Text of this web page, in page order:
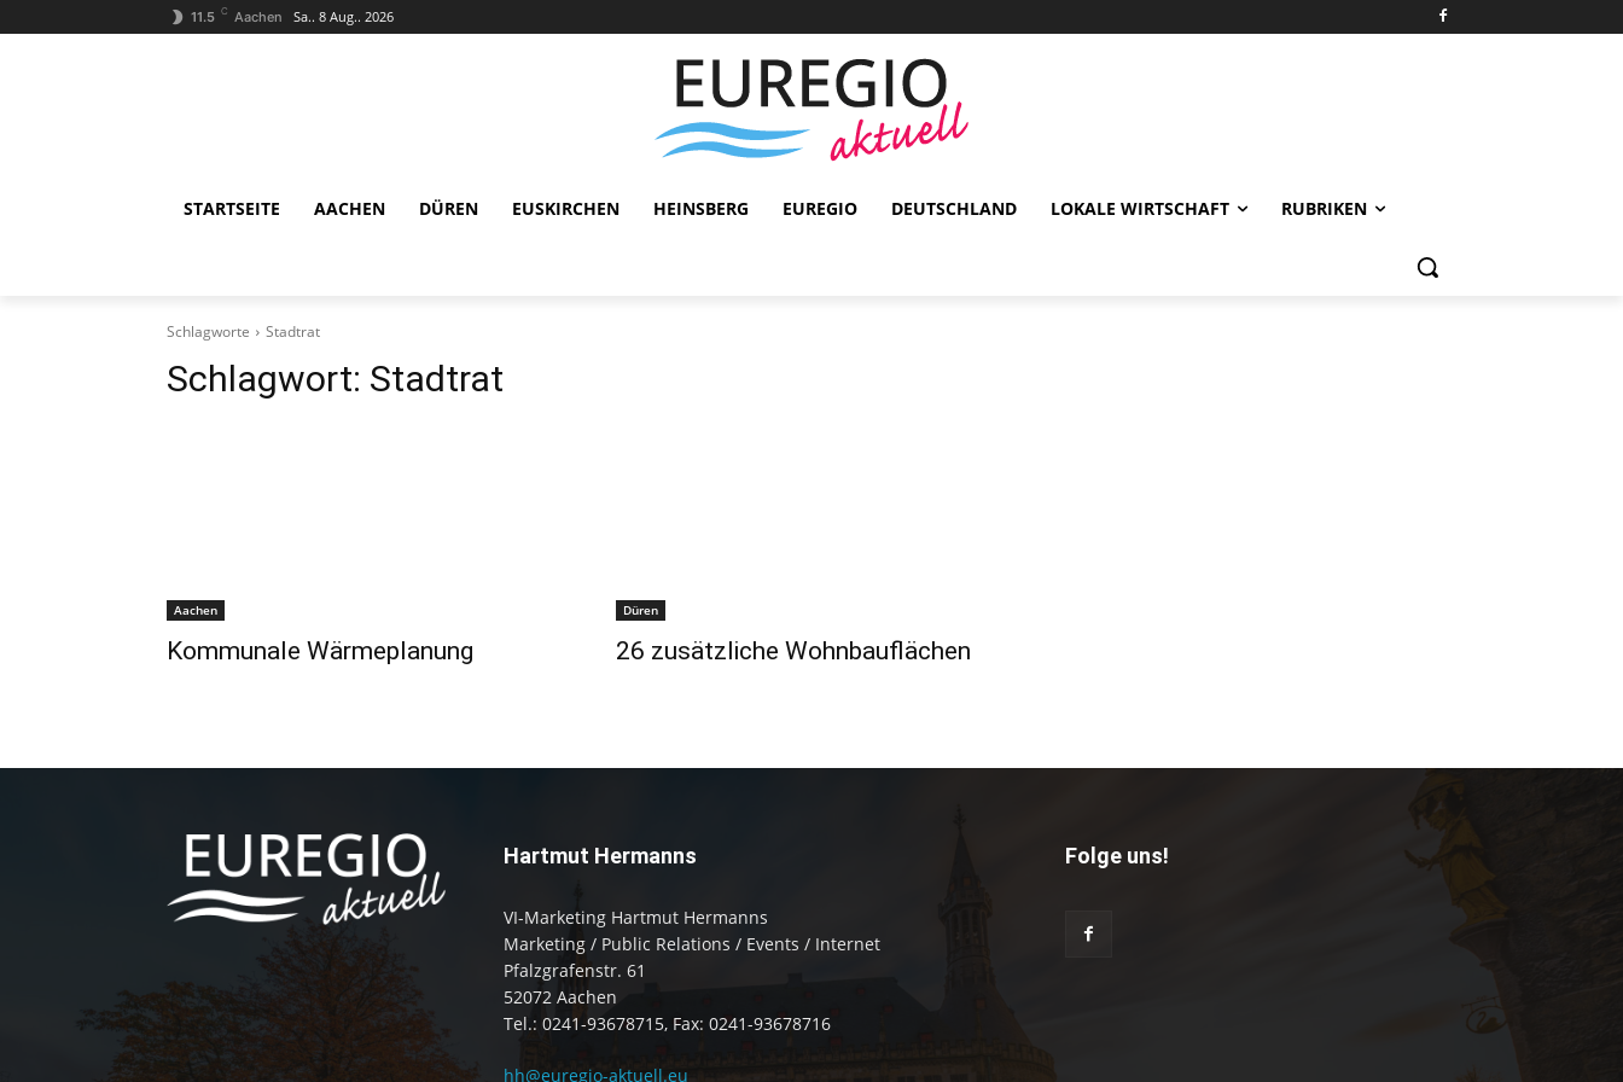
11.5 C Aachen Sa.. 8 Aug.. 2026
STARTSEITE AACHEN DÜREN EUSKIRCHEN HEINSBERG EUREGIO DEUTSCHLAND LOKALE WIRTSCHAFT RUBRIKEN
Schlagworte Stadtrat
Schlagwort: Stadtrat
Aachen
Kommunale Wärmeplanung
Düren
26 zusätzliche Wohnbauflächen
Hartmut Hermanns
VI-Marketing Hartmut Hermanns
Marketing / Public Relations / Events / Internet
Pfalzgrafenstr. 61
52072 Aachen
Tel.: 0241-93678715, Fax: 0241-93678716
hh@euregio-aktuell.eu
Folge uns!